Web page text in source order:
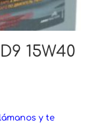
15W40
y te